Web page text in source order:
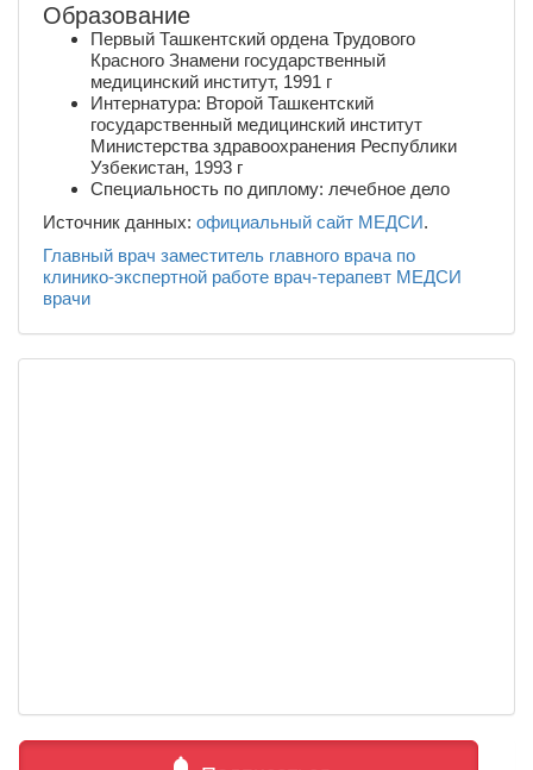
Образование
Первый Ташкентский ордена Трудового
Красного Знамени государственный
медицинский институт, 1991 г
Интернатура: Второй Ташкентский
государственный медицинский институт
Министерства здравоохранения Республики
Узбекистан, 1993 г
Специальность по диплому: лечебное дело
Источник данных: официальный сайт МЕДСИ.
Главный врач заместитель главного врача по
клинико-экспертной работе врач-терапевт МЕДСИ
врачи